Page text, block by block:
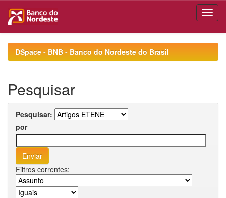
navigationDSpace - BNB - Banco do Nordeste do Brasil
Pesquisar
Pesquisar:
por
Filtros correntes: